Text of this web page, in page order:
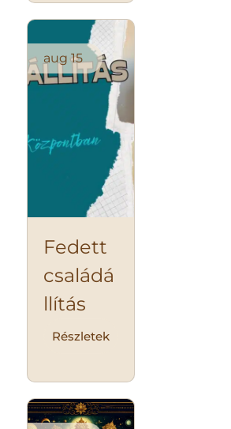
aug 15
Fedett
családá
llítás
Részletek